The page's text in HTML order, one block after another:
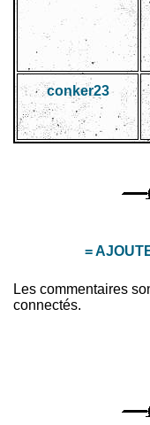
conker23
=
Les commentaires
connectés.